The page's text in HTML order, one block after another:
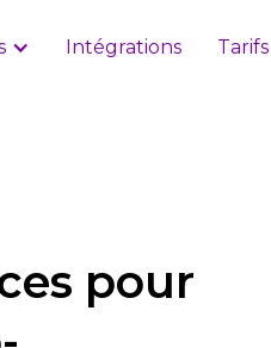
Intégrations Tarifs
pour